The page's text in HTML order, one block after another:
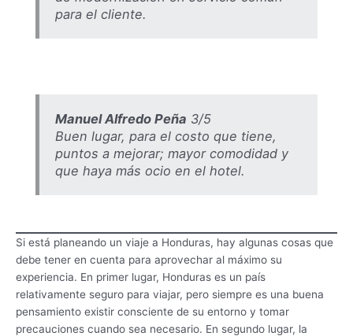
para el cliente.
Manuel Alfredo Peña 3/5
Buen lugar, para el costo que tiene,
puntos a mejorar; mayor comodidad y
que haya más ocio en el hotel.
Si está planeando un viaje a Honduras, hay algunas cosas que
debe tener en cuenta para aprovechar al máximo su
experiencia. En primer lugar, Honduras es un país
relativamente seguro para viajar, pero siempre es una buena
pensamiento existir consciente de su entorno y tomar
precauciones cuando sea necesario. En segundo lugar, la